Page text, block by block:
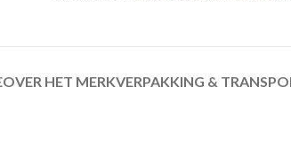
OVER HET MERKVERPAKKING &